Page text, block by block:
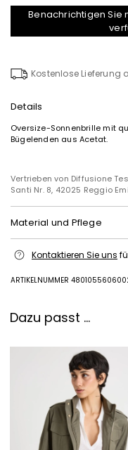
Benachrichtigen Sie
Kostenlose Lieferung
Details
Oversize-Sonnenbrille mit
Bügelenden aus Acetat.
Vertrieben von Diffusione
Santi Nr. 8, 42025 Reggio
Material und Pflege
Kontaktieren Sie uns
ARTIKELNUMMER
Dazu passt ...
erhalten Sie
Fügen Sie
gelesen*